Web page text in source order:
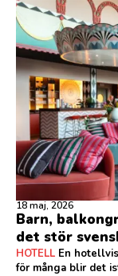
18 maj, 2026
Barn,
det stör
HOTELL En
för många blir det